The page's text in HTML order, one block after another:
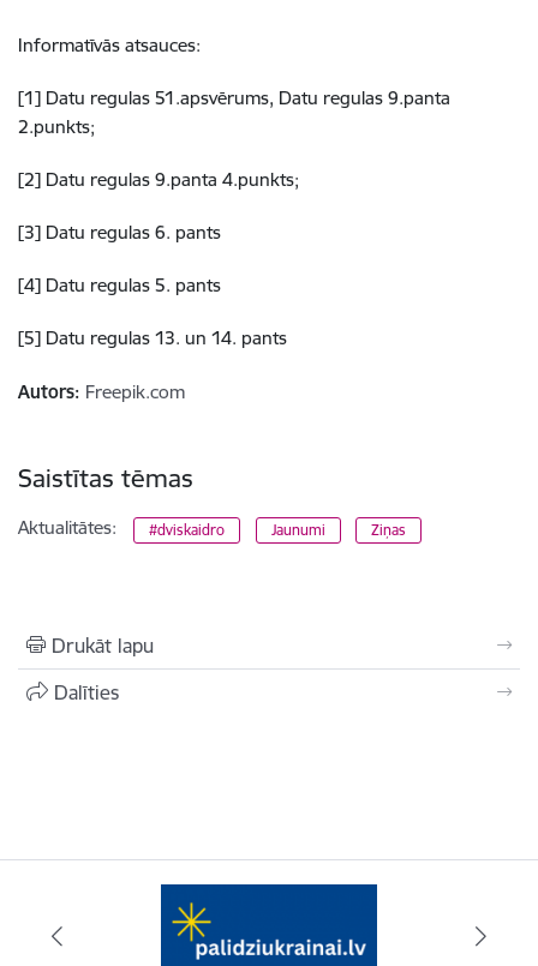
Informatīvās atsauces:
[1] Datu regulas 51.apsvērums, Datu regulas 9.panta
2.punkts;
[2] Datu regulas 9.panta 4.punkts;
[3] Datu regulas 6. pants
[4] Datu regulas 5. pants
[5] Datu regulas 13. un 14. pants
Autors: Freepik.com
Saistītas tēmas
Aktualitātes: #dviskaidro Jaunumi Ziņas
Drukāt lapu
Dalīties